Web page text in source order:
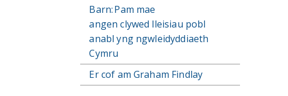
Barn: Pam mae
angen clywed lleisiau pobl
anabl yng ngwleidyddiaeth
Cymru
Er cof am Graham Findlay